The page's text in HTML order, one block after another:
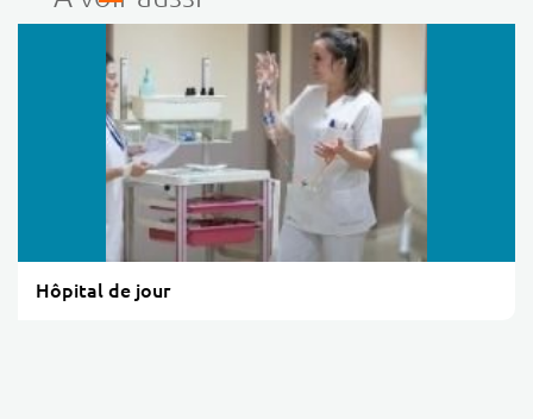
Hôpital de jour